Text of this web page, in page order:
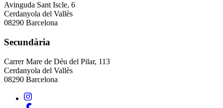
Avinguda Sant Iscle, 6
Cerdanyola del Vallès
08290 Barcelona
Secundària
Carrer Mare de Déu del Pilar, 113
Cerdanyola del Vallès
08290 Barcelona